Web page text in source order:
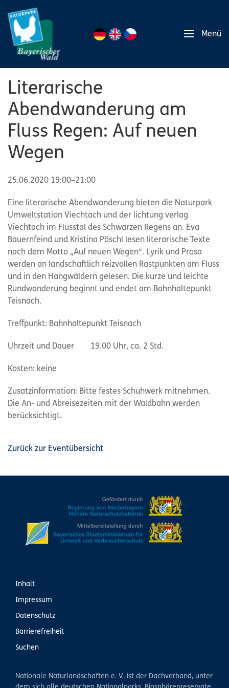
Menü
Literarische
Abendwanderung am
Fluss Regen: Auf neuen
Wegen
25.06.2020 19:00–21:00
Eine literarische Abendwanderung bieten die Naturpark
Umweltstation Viechtach und der lichtung verlag
Viechtach im Flusstal des Schwarzen Regens an. Eva
Bauernfeind und Kristina Pöschl lesen literarische Texte
nach dem Motto „Auf neuen Wegen“. Lyrik und Prosa
werden an landschaftlich reizvollen Rastpunkten am Fluss
und in den Hangwäldern gelesen. Die kurze und leichte
Rundwanderung beginnt und endet am Bahnhaltepunkt
Teisnach.
Treffpunkt: Bahnhaltepunkt Teisnach
Uhrzeit und Dauer 19.00 Uhr, ca. 2 Std.
Kosten: keine
Zusatzinformation: Bitte festes Schuhwerk mitnehmen.
Die An- und Abreisezeiten mit der Waldbahn werden
berücksichtigt.
Zurück zur Eventübersicht
Inhalt
Impressum
Datenschutz
Barrierefreiheit
Suchen
Nationale Naturlandschaften e. V. ist der Dachverband, unter